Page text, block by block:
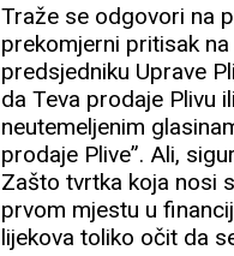
Traže se odgovori na
prekomjerni pritisak
predsjedniku Uprave
da Teva prodaje Plivu
neutemeljenim
prodaje Plive”. Ali,
Zašto tvrtka koja nosi
prvom mjestu u
lijekova toliko očit da